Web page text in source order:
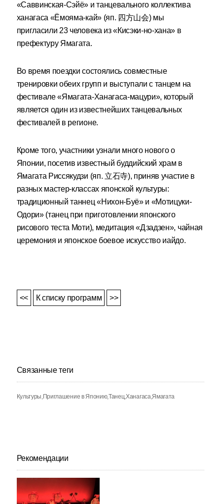
«Саввинская-Сэйё» и танцевального коллектива
ханагаса «Ёмояма-кай» (яп. 四方山会) мы
пригласили 23 человека из «Кисэки-но-хана» в
префектуру Ямагата.
Во время поездки состоялись совместные
тренировки обеих групп и выступали с танцем на
фестивале «Ямагата-Ханагаса-мацури», который
является один из известнейших танцевальных
фестивалей в регионе.
Кроме того, участники узнали много нового о
Японии, посетив известный буддийский храм в
Ямагата Риссякудзи (яп. 立石寺), приняв участие в
разных мастер-классах японской культуры:
традиционный таннец «Нихон-Буё» и «Мотицуки-
Одори» (танец при приготовлении японского
рисового теста Моти), медитация «Дзадзен», чайная
церемония и японское боевое искусство иайдо.
<< К списку программ >>
Связанные теги
Культуры Приглашение в ЯпониюТанецХанагасаЯмагата
Рекомендации